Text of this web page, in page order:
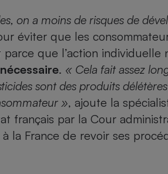
on a moins de risques de
éviter que les
que l’action individuelle
. « Cela fait assez
sont des produits
», ajoute la
français par la Cour
la France de revoir ses